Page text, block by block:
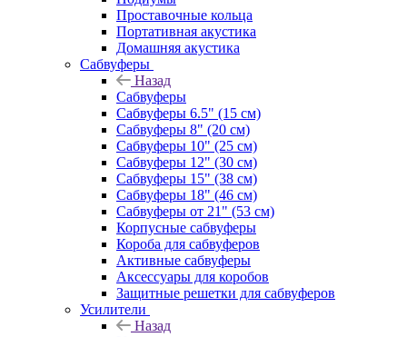
Проставочные кольца
Портативная акустика
Домашняя акустика
Сабвуферы
Назад
Сабвуферы
Сабвуферы 6.5" (15 см)
Сабвуферы 8" (20 см)
Сабвуферы 10" (25 см)
Сабвуферы 12" (30 см)
Сабвуферы 15" (38 см)
Сабвуферы 18" (46 см)
Сабвуферы от 21" (53 см)
Корпусные сабвуферы
Короба для сабвуферов
Активные сабвуферы
Аксессуары для коробов
Защитные решетки для сабвуферов
Усилители
Назад